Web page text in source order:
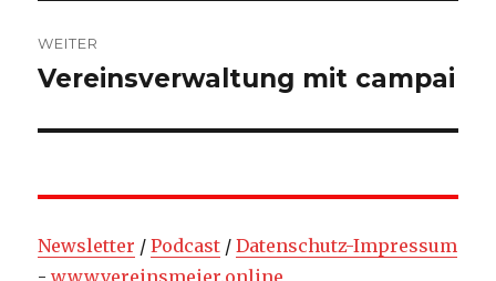
WEITER
Nächster
Vereinsverwaltung mit campai
Newsletter /Podcast /Datenschutz-Impressum